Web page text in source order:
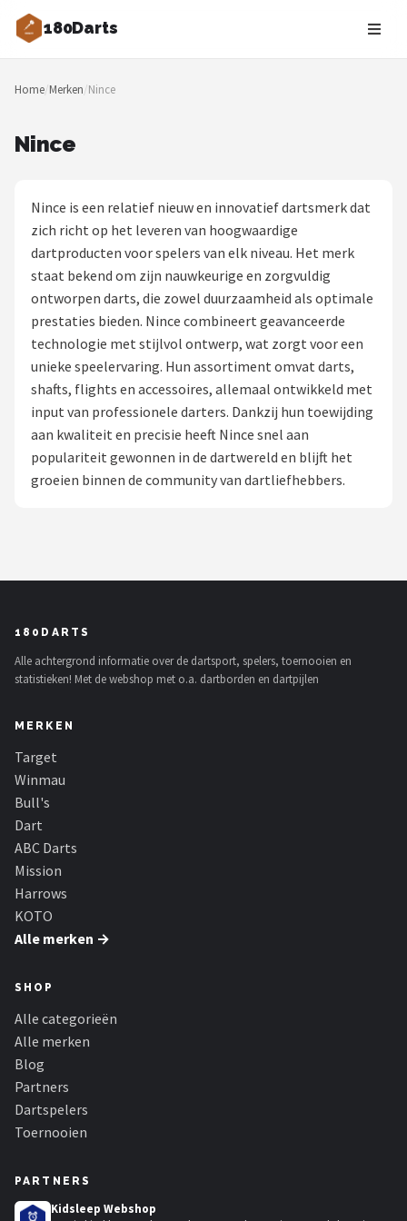
180Darts
Zoeken
NAVIGATIE
Blog
Dartspelers
Toernooien
Spelregels
Uitgooilijst
Dartshop
Dart
ABC Darts
Mission
Harrows
KOTO
Unicorn
Red Dragon
Home/Merken/Nince
Nince
Nince is een relatief nieuw en innovatief dartsmerk dat
zich richt op het leveren van hoogwaardige
dartproducten voor spelers van elk niveau. Het merk
staat bekend om zijn nauwkeurige en zorgvuldig
ontworpen darts, die zowel duurzaamheid als optimale
prestaties bieden. Nince combineert geavanceerde
technologie met stijlvol ontwerp, wat zorgt voor een
unieke speelervaring. Hun assortiment omvat darts,
shafts, flights en accessoires, allemaal ontwikkeld met
input van professionele darters. Dankzij hun toewijding
aan kwaliteit en precisie heeft Nince snel aan
populariteit gewonnen in de dartwereld en blijft het
groeien binnen de community van dartliefhebbers.
180DARTS
Alle achtergrond informatie over de dartsport, spelers, toernooien en
statistieken! Met de webshop met o.a. dartborden en dartpijlen
MERKEN
Target
Winmau
Bull's
Dart
ABC Darts
Mission
Harrows
KOTO
Alle merken →
SHOP
Alle categorieën
Alle merken
Blog
Partners
Dartspelers
Toernooien
PARTNERS
Kidsleep Webshop